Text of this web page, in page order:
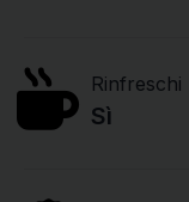
Rinfreschi
Sì